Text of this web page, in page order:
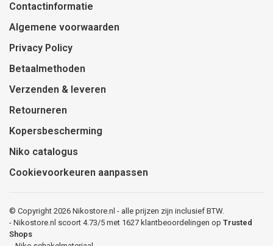
Contactinformatie
Algemene voorwaarden
Privacy Policy
Betaalmethoden
Verzenden & leveren
Retourneren
Kopersbescherming
Niko catalogus
Cookievoorkeuren aanpassen
© Copyright 2026 Nikostore.nl - alle prijzen zijn inclusief BTW.
- Nikostore.nl scoort 4.73/5 met 1627 klantbeoordelingen op Trusted
Shops